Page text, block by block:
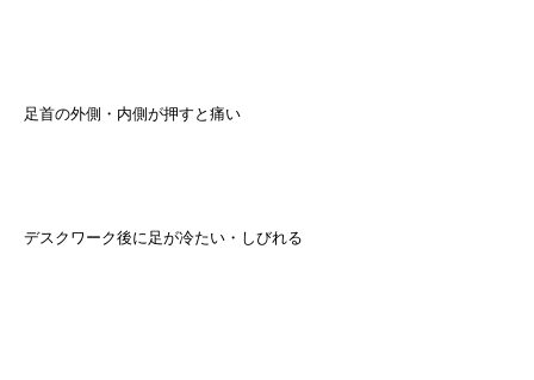
足首の外側・内側が押すと痛い
デスクワーク後に足が冷たい・しびれる